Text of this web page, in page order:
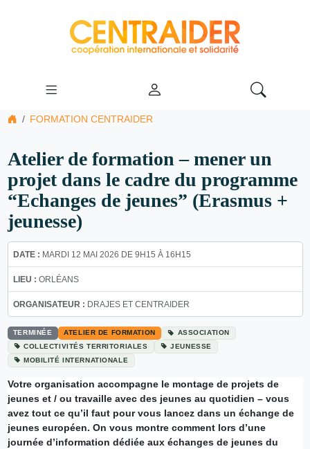
FORMATION CENTRAIDER
Atelier de formation – mener un
projet dans le cadre du programme
“Echanges de jeunes” (Erasmus +
jeunesse)
DATE : MARDI 12 MAI 2026 DE 9H15 À 16H15
LIEU : ORLÉANS
ORGANISATEUR : DRAJES ET CENTRAIDER
TERMINÉE ATELIER DE FORMATION
ASSOCIATION
COLLECTIVITÉS TERRITORIALES
JEUNESSE
MOBILITÉ INTERNATIONALE
Votre organisation accompagne le montage de projets de
jeunes et / ou travaille avec des jeunes au quotidien – vous
avez tout ce qu’il faut pour vous lancez dans un échange de
jeunes européen. On vous montre comment lors d’une
journée d’information dédiée aux échanges de jeunes du